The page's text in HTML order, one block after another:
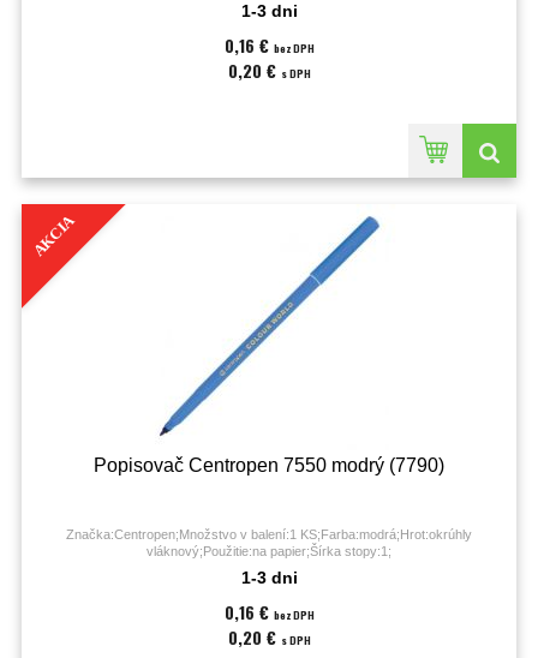
1-3 dni
0,16 € bez DPH
0,20 € s DPH
AKCIA
Popisovač Centropen 7550 modrý (7790)
Značka:Centropen;Množstvo v balení:1 KS;Farba:modrá;Hrot:okrúhly
vláknový;Použitie:na papier;Šírka stopy:1;
1-3 dni
0,16 € bez DPH
0,20 € s DPH